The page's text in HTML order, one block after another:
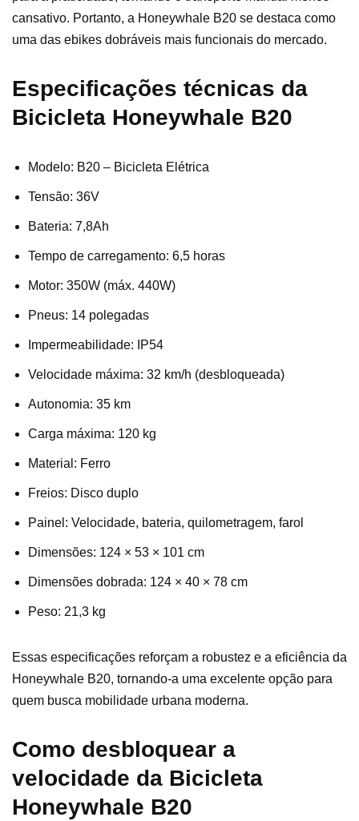
cansativo. Portanto, a Honeywhale B20 se destaca como
uma das ebikes dobráveis mais funcionais do mercado.
Especificações técnicas da
Bicicleta Honeywhale B20
Modelo: B20 – Bicicleta Elétrica
Tensão: 36V
Bateria: 7,8Ah
Tempo de carregamento: 6,5 horas
Motor: 350W (máx. 440W)
Pneus: 14 polegadas
Impermeabilidade: IP54
Velocidade máxima: 32 km/h (desbloqueada)
Autonomia: 35 km
Carga máxima: 120 kg
Material: Ferro
Freios: Disco duplo
Painel: Velocidade, bateria, quilometragem, farol
Dimensões: 124 × 53 × 101 cm
Dimensões dobrada: 124 × 40 × 78 cm
Peso: 21,3 kg
Essas especificações reforçam a robustez e a eficiência da
Honeywhale B20, tornando-a uma excelente opção para
quem busca mobilidade urbana moderna.
Como desbloquear a
velocidade da Bicicleta
Honeywhale B20